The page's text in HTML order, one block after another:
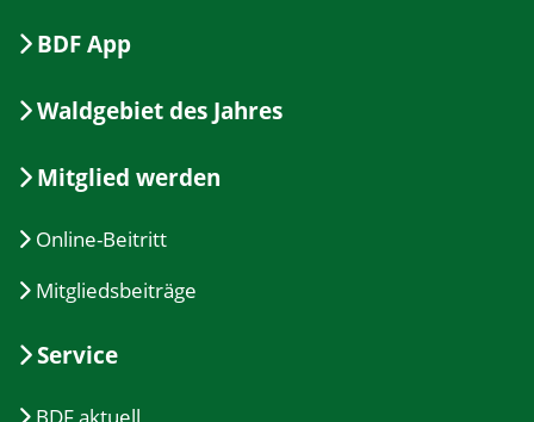
BDF App
Waldgebiet des Jahres
Mitglied werden
Online-Beitritt
Mitgliedsbeiträge
Service